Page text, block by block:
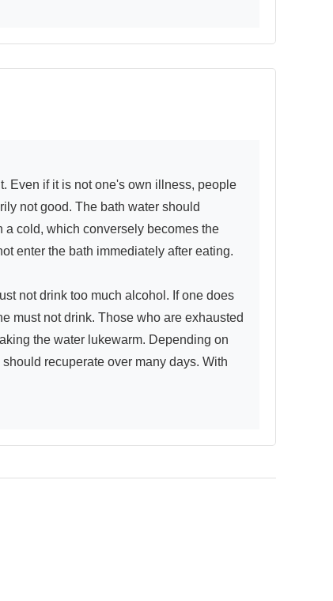
not good. The bath water should
cold, which conversely becomes the
enter the bath immediately after eating.
not drink too much alcohol. If one does
must not drink. Those who are exhausted
the water lukewarm. Depending on
recuperate over many days. With